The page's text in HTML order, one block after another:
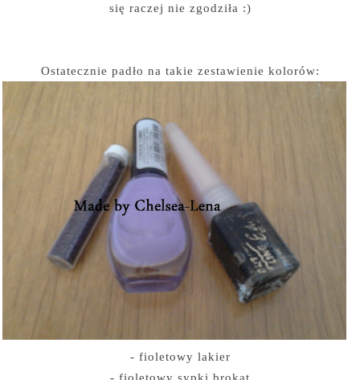
się raczej nie zgodziła :)
Ostatecznie padło na takie zestawienie kolorów:
- fioletowy lakier
- fioletowy sypki brokat